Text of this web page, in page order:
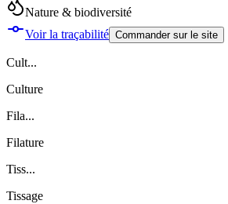
Nature & biodiversité
Voir la traçabilité Commander sur le site
Cult...
Culture
Fila...
Filature
Tiss...
Tissage